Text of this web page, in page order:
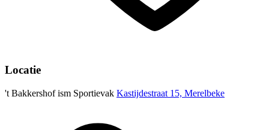
Locatie
't Bakkershof ism Sportievak Kastijdestraat 15, Merelbeke